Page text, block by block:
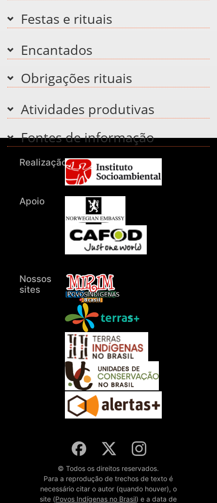
Festas e rituais
Encantados
Obrigações rituais
Atividades produtivas
Fontes de informação